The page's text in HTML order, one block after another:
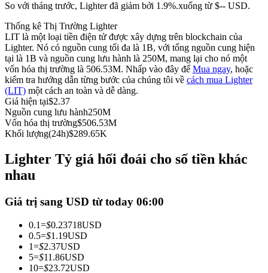
USDC Futures vĩnh cửu
Futures sử dụng USDC làm tài sản thế chấp
So với tháng trước, Lighter đã giảm bởi 1.9%.xuống từ $-- USD.
Thống kê Thị Trường Lighter
LIT là một loại tiền điện tử được xây dựng trên blockchain của
Lighter. Nó có nguồn cung tối đa là 1B, với tổng nguồn cung hiện
tại là 1B và nguồn cung lưu hành là 250M, mang lại cho nó một
vốn hóa thị trường là 506.53M. Nhấp vào đây để Mua ngay, hoặc
kiểm tra hướng dẫn từng bước của chúng tôi về cách mua Lighter
(LIT) một cách an toàn và dễ dàng.
Giá hiện tại$2.37
Nguồn cung lưu hành250M
Vốn hóa thị trường$506.53M
Khối lượng(24h)$289.65K
Lighter Tỷ giá hối đoái cho số tiền khác
nhau
Giá trị sang USD từ today 06:00
0.1=$0.23718USD
0.5=$1.19USD
1=$2.37USD
5=$11.86USD
10=$23.72USD